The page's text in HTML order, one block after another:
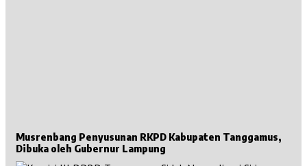
Musrenbang Penyusunan RKPD Kabupaten Tanggamus,
Dibuka oleh Gubernur Lampung